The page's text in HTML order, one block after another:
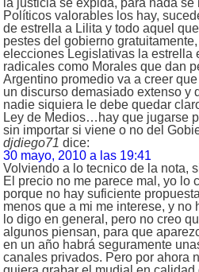
la justicia se expida, para nada
Políticos valorables los hay,
de estrella a Lilita y todo aquel
pestes del gobierno
elecciones Legislativas la estrella
radicales como Morales que dan
Argentino promedio va a creer
un discurso demasiado extenso y
nadie siquiera le debe quedar
Ley de Medios…hay que jugarse
sin importar si viene o no del
djdiego71 dice:
30 mayo, 2010 a las 19:41
Volviendo a lo tecnico de la nota,
El precio no me parece mal, yo lo
porque no hay suficiente
menos que a mi me interese, y no
lo digo en general, pero no creo
algunos piensan, para que
en un año habrá seguramente
canales privados. Pero por ahora